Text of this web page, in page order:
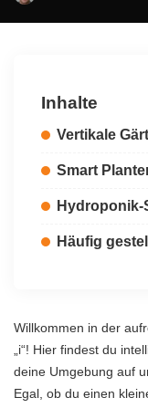
Inhalte
Vertikale
Smart
Hydroponik-
Häufig
Willkommen in der
„i“! Hier findest du
deine Umgebung auf
Egal, ob du einen